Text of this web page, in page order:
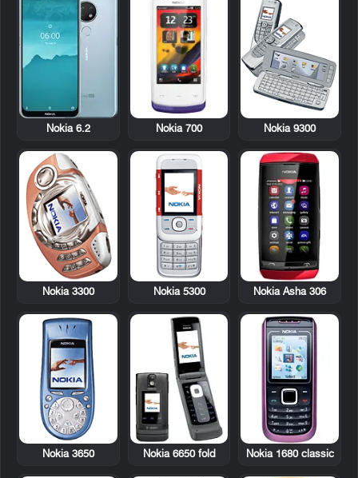
Nokia 9300
Nokia 700
Nokia 6.2
Nokia Asha 306
Nokia 5300
Nokia 3300
Nokia 1680 classic
Nokia 6650 fold
Nokia 3650